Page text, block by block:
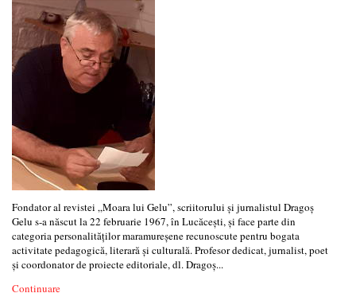
Fondator al revistei „Moara lui Gelu”, scriitorului și jurnalistul Dragoș
Gelu s-a născut la 22 februarie 1967, în Lucăcești, și face parte din
categoria personalităților maramureșene recunoscute pentru bogata
activitate pedagogică, literară și culturală. Profesor dedicat, jurnalist, poet
și coordonator de proiecte editoriale, dl. Dragoș...
Continuare